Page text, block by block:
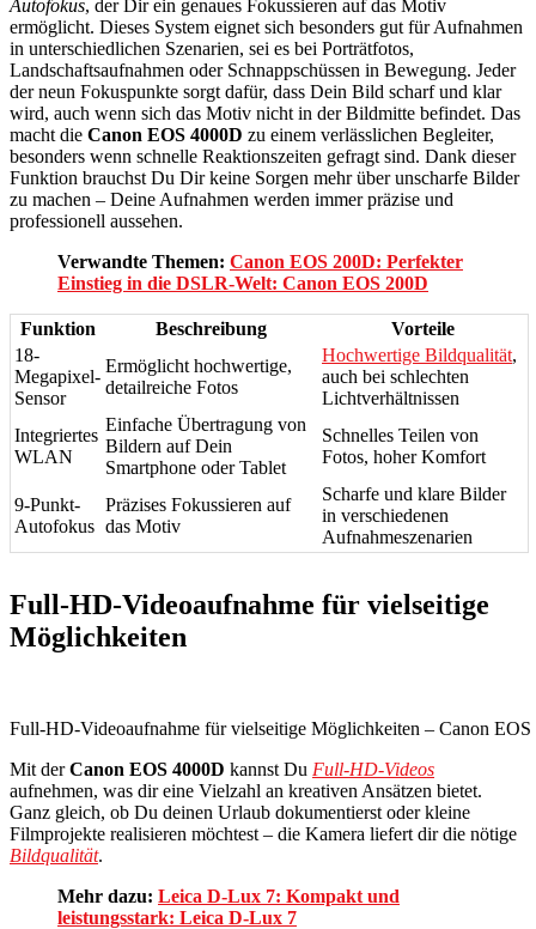
Autofokus, der Dir ein genaues Fokussieren auf das Motiv
ermöglicht. Dieses System eignet sich besonders gut für Aufnahmen
in unterschiedlichen Szenarien, sei es bei Porträtfotos,
Landschaftsaufnahmen oder Schnappschüssen in Bewegung. Jeder
der neun Fokuspunkte sorgt dafür, dass Dein Bild scharf und klar
wird, auch wenn sich das Motiv nicht in der Bildmitte befindet. Das
macht die Canon EOS 4000D zu einem verlässlichen Begleiter,
besonders wenn schnelle Reaktionszeiten gefragt sind. Dank dieser
Funktion brauchst Du Dir keine Sorgen mehr über unscharfe Bilder
zu machen – Deine Aufnahmen werden immer präzise und
professionell aussehen.
Verwandte Themen: Canon EOS 200D: Perfekter
Einstieg in die DSLR-Welt: Canon EOS 200D
Funktion Beschreibung
Vorteile
18-
Megapixel-
Sensor
Ermöglicht hochwertige,
detailreiche Fotos
Hochwertige Bildqualität,
auch bei schlechten
Lichtverhältnissen
Integriertes
WLAN
Einfache Übertragung von
Bildern auf Dein
Smartphone oder Tablet
Schnelles Teilen von
Fotos, hoher Komfort
9-Punkt-
Autofokus
Präzises Fokussieren auf
das Motiv
Scharfe und klare Bilder
in verschiedenen
Aufnahmeszenarien
Full-HD-Videoaufnahme für vielseitige
Möglichkeiten
Full-HD-Videoaufnahme für vielseitige Möglichkeiten – Canon
Mit derCanon EOS 4000D kannst Du Full-HD-Videos
aufnehmen, was dir eine Vielzahl an kreativen Ansätzen bietet.
Ganz gleich, ob Du deinen Urlaub dokumentierst oder kleine
Filmprojekte realisieren möchtest – die Kamera liefert dir die nötige
Bildqualität.
Mehr dazu: Leica D-Lux 7: Kompakt und
leistungsstark: Leica D-Lux 7